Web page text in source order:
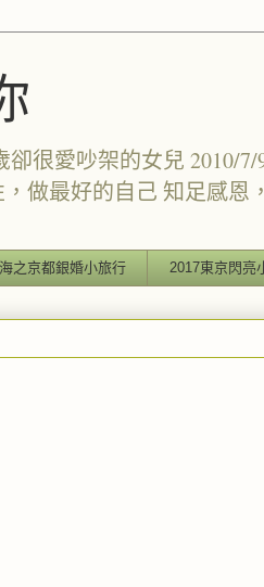
很愛吵架的女兒 2010/
做最好的自己 知足感恩
之京都銀婚小旅行 2017東京閃亮